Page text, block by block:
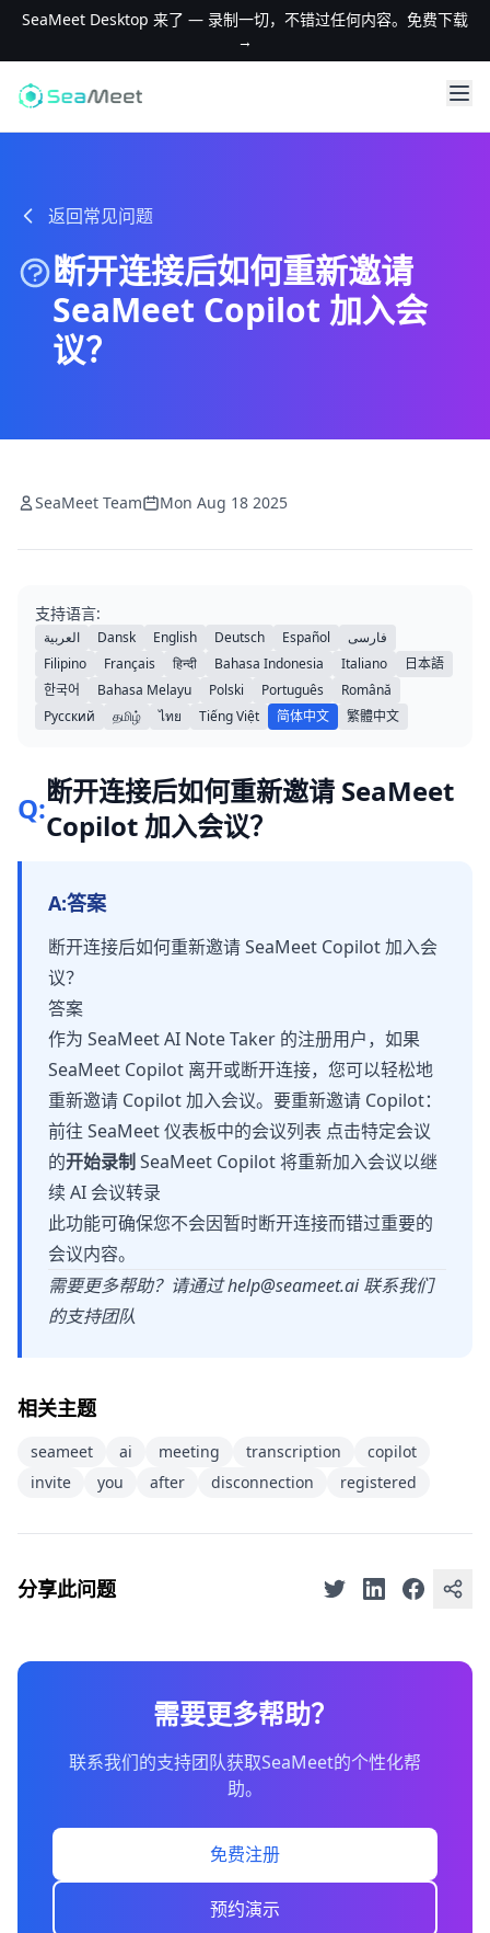
SeaMeet Desktop 来了 — 录制一切，不错过任何内容。免费下载
→
返回常见问题
断开连接后如何重新邀请
SeaMeet Copilot 加入会
议？
SeaMeet Team Mon Aug 18 2025
支持语言:
العربية Dansk English Deutsch Español
فارسی
Filipino
Français हिन्दी Bahasa Indonesia Italiano
日本語
한국어
Bahasa Melayu Polski Português
Română
Русский
தமிழ் ไทย Tiếng Việt 简体中文 繁體中文
Q:断开连接后如何重新邀请 SeaMeet
Copilot 加入会议？
A:答案
断开连接后如何重新邀请 SeaMeet Copilot 加入会
议？
答案
作为 SeaMeet AI Note Taker 的注册用户，如果
SeaMeet Copilot 离开或断开连接，您可以轻松地
重新邀请 Copilot 加入会议。要重新邀请 Copilot：
前往 SeaMeet 仪表板中的会议列表 点击特定会议
的开始录制 SeaMeet Copilot 将重新加入会议以继
续 AI 会议转录
此功能可确保您不会因暂时断开连接而错过重要的
会议内容。
需要更多帮助？请通过help@seameet.ai联系我们
的支持团队
相关主题
seameet ai meeting transcription
copilot
invite
you after disconnection registered
分享此问题
需要更多帮助？
联系我们的支持团队获取SeaMeet的个性化帮
助。
免费注册
预约演示